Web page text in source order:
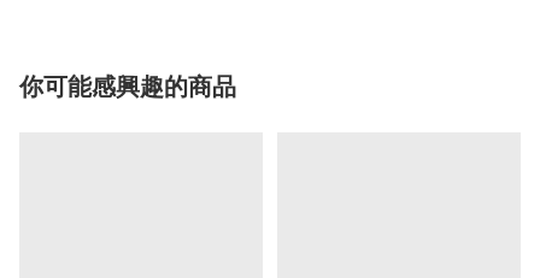
你可能感興趣的商品